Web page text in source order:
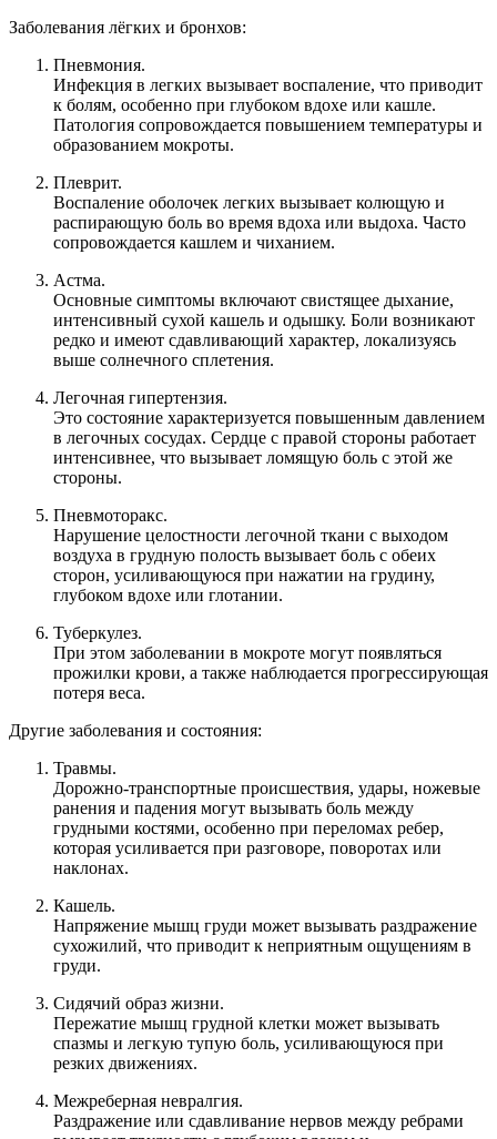
Заболевания лёгких и бронхов:
Пневмония.
Инфекция в легких вызывает воспаление, что приводит
к болям, особенно при глубоком вдохе или кашле.
Патология сопровождается повышением температуры и
образованием мокроты.
Плеврит.
Воспаление оболочек легких вызывает колющую и
распирающую боль во время вдоха или выдоха. Часто
сопровождается кашлем и чиханием.
Астма.
Основные симптомы включают свистящее дыхание,
интенсивный сухой кашель и одышку. Боли возникают
редко и имеют сдавливающий характер, локализуясь
выше солнечного сплетения.
Легочная гипертензия.
Это состояние характеризуется повышенным давлением
в легочных сосудах. Сердце с правой стороны работает
интенсивнее, что вызывает ломящую боль с этой же
стороны.
Пневмоторакс.
Нарушение целостности легочной ткани с выходом
воздуха в грудную полость вызывает боль с обеих
сторон, усиливающуюся при нажатии на грудину,
глубоком вдохе или глотании.
Туберкулез.
При этом заболевании в мокроте могут появляться
прожилки крови, а также наблюдается прогрессирующая
потеря веса.
Другие заболевания и состояния:
Травмы.
Дорожно-транспортные происшествия, удары, ножевые
ранения и падения могут вызывать боль между
грудными костями, особенно при переломах ребер,
которая усиливается при разговоре, поворотах или
наклонах.
Кашель.
Напряжение мышц груди может вызывать раздражение
сухожилий, что приводит к неприятным ощущениям в
груди.
Сидячий образ жизни.
Пережатие мышц грудной клетки может вызывать
спазмы и легкую тупую боль, усиливающуюся при
резких движениях.
Межреберная невралгия.
Раздражение или сдавливание нервов между ребрами